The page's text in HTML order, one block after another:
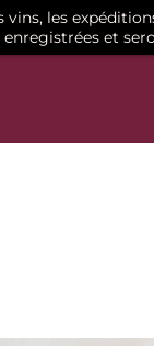
les
et